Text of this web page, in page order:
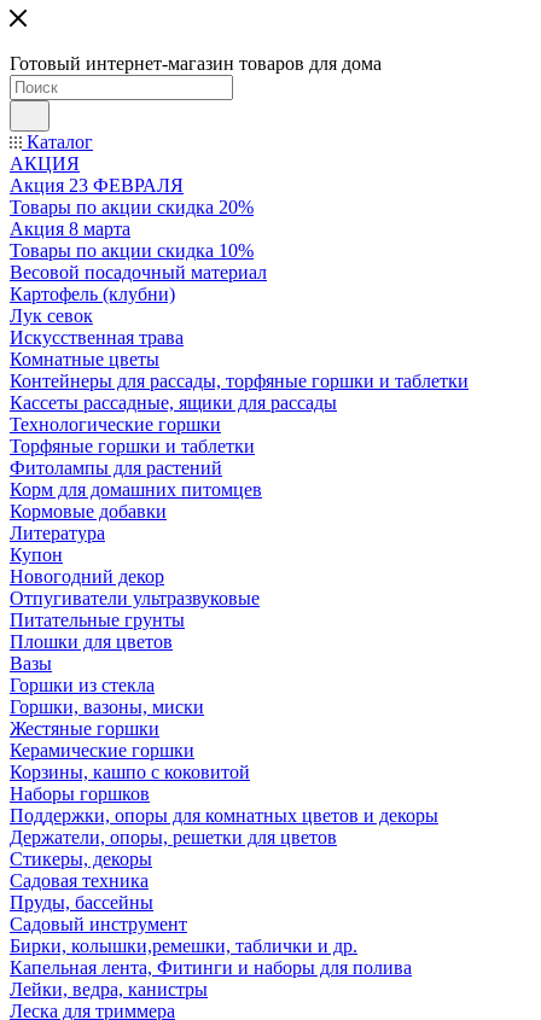
Готовый интернет-магазин товаров для дома
Каталог
АКЦИЯ
Акция 23 ФЕВРАЛЯ
Товары по акции скидка 20%
Акция 8 марта
Товары по акции скидка 10%
Весовой посадочный материал
Картофель (клубни)
Лук севок
Искусственная трава
Комнатные цветы
Контейнеры для рассады, торфяные горшки и таблетки
Кассеты рассадные, ящики для рассады
Технологические горшки
Торфяные горшки и таблетки
Фитолампы для растений
Корм для домашних питомцев
Кормовые добавки
Литература
Купон
Новогодний декор
Отпугиватели ультразвуковые
Питательные грунты
Плошки для цветов
Вазы
Горшки из стекла
Горшки, вазоны, миски
Жестяные горшки
Керамические горшки
Корзины, кашпо с коковитой
Наборы горшков
Поддержки, опоры для комнатных цветов и декоры
Держатели, опоры, решетки для цветов
Стикеры, декоры
Садовая техника
Пруды, бассейны
Садовый инструмент
Бирки, колышки,ремешки, таблички и др.
Капельная лента, Фитинги и наборы для полива
Лейки, ведра, канистры
Леска для триммера